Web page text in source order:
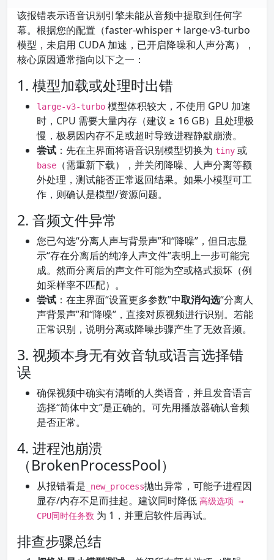
该报错表示语音识别引擎未能从音频中提取到任何字
幕。根据您的配置（faster-whisper + large-v3-turbo
模型，未启用 CUDA 加速，已开启降噪和人声分离），
核心原因通常指向以下之一：
1. 模型加载或处理时出错
large-v3-turbo 模型体积较大，不使用 GPU 加速
时，CPU 需要大量内存（建议 ≥ 16 GB）且处理极
慢，极易因内存不足或超时导致进程静默崩溃。
尝试 ：先在主界面将语音识别模型切换为 tiny 或
base
（需重新下载），并关闭降噪、人声分离等额
外处理，测试能否正常返回结果。如果小模型可工
作，则确认是模型/资源问题。
2. 音频文件异常
您已勾选“分离人声与背景声”和“降噪”，但日志显
示“存在分离后的纯净人声文件”表明上一步可能完
成。然而分离后的声文件可能为空或格式损坏（例
如采样率不匹配）。
尝试 ：在主界面“设置更多参数”中取消勾选“分离人
声背景声”和“降噪”，直接对原视频进行识别。若能
正常识别，说明分离或降噪步骤产生了无效音频。
3. 视频本身无有效音轨或语言选择错
误
确保视频中确实有清晰的人类语音，并且发音语言
选择“简体中文”是正确的。可先用播放器确认音频
是否正常。
4. 进程池崩溃
（BrokenProcessPool）
从报错看是 _new_process抛出异常，可能子进程因
显存/内存不足而挂起。建议同时降低 高级选项 →
CPU同时任务数 为 1，并重启软件后再试。
排查步骤总结